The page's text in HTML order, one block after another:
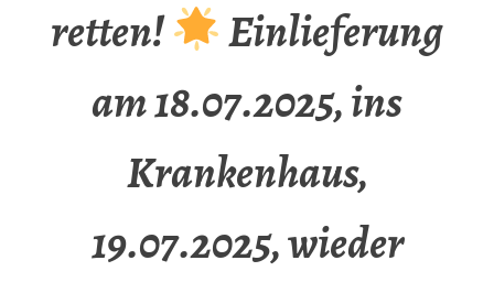
retten!
Einlieferung
am 18.07.2025, ins
Krankenhaus,
19.07.2025, wieder